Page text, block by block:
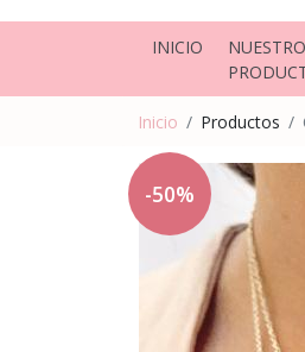
INICIO
Inicio Productos
-50%